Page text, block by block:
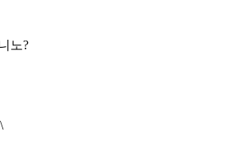
노?